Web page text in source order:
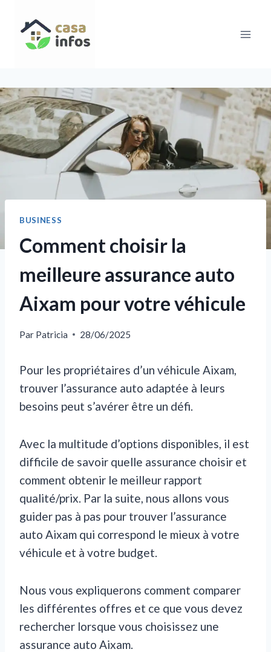
contenu
BUSINESS
Comment choisir la
meilleure assurance auto
Aixam pour votre véhicule
Par Patricia 28/06/2025
Pour les propriétaires d’un véhicule Aixam,
trouver l’assurance auto adaptée à leurs
besoins peut s’avérer être un défi.
Avec la multitude d’options disponibles, il est
difficile de savoir quelle assurance choisir et
comment obtenir le meilleur rapport
qualité/prix. Par la suite, nous allons vous
guider pas à pas pour trouver l’assurance
auto Aixam qui correspond le mieux à votre
véhicule et à votre budget.
Nous vous expliquerons comment comparer
les différentes offres et ce que vous devez
rechercher lorsque vous choisissez une
assurance auto Aixam.